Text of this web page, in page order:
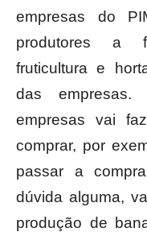
empresas do
produtores a
fruticultura e
das
empresas vai
comprar, por
passar a
dúvida alguma,
produção de